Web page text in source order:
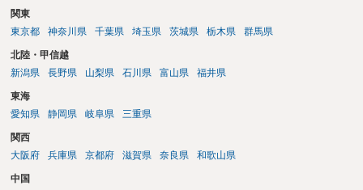
関東
東京都
神奈川県 千葉県 埼玉県 茨城県 栃木県 群馬県
北陸・甲信越
新潟県
長野県 山梨県 石川県 富山県 福井県
東海
愛知県
静岡県 岐阜県 三重県
関西
大阪府
兵庫県 京都府 滋賀県 奈良県 和歌山県
中国